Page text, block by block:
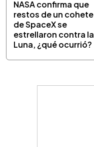
NASA confirma que
restos de un cohete
de SpaceX se
estrellaron contra la
Luna, ¿qué ocurrió?